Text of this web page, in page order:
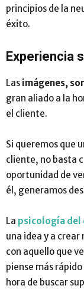
principios de la
éxito.
Experiencia
Las imágenes,
gran aliado a la
el cliente.
Si queremos que
cliente, no basta
oportunidad de
él, generamos
La psicología del
una idea y a
con aquello que
piense más
hora de buscar